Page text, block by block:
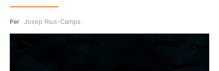
Per Josep Rius-Camps